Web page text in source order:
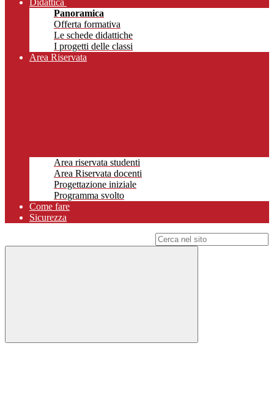
Didattica
Panoramica
Offerta formativa
Le schede didattiche
I progetti delle classi
Area Riservata
Area riservata studenti
Area Riservata docenti
Progettazione iniziale
Programma svolto
Come fare
Sicurezza